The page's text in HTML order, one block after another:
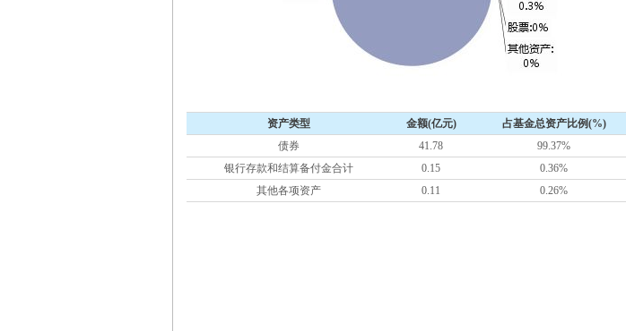
资产类型 金额(亿元)
占基金总资产比例(%)
债券
41.78
99.37%
银行存款和结算备付金合计
0.15
0.36%
其他各项资产
0.11 0.26%